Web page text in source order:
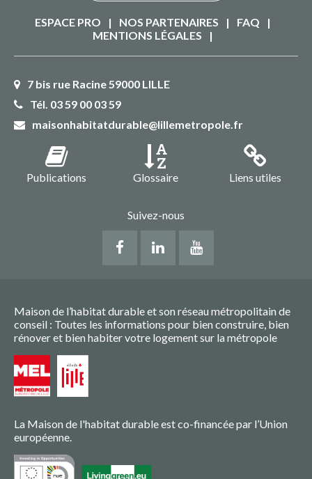
ESPACE PRO | NOS PARTENAIRES | FAQ
|
MENTIONS LÉGALES
|
7 bis rue Racine 59000 LILLE
Tél. 03 59 00 03 59
maisonhabitatdurable@lillemetropole.fr
Publications Glossaire Liens utiles
Suivez-nous
Maison de l’habitat durable et son réseau métropolitain de
conseil : Toutes les informations pour bien construire, bien
rénover et bien habiter votre logement sur la métropole
La Maison de l'habitat durable est co-financée par l’Union
européenne.